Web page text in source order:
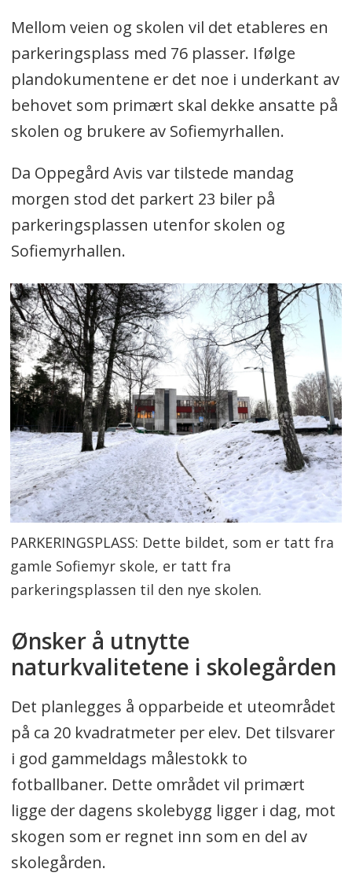
Mellom veien og skolen vil det etableres en
parkeringsplass med 76 plasser. Ifølge
plandokumentene er det noe i underkant av
behovet som primært skal dekke ansatte på
skolen og brukere av Sofiemyrhallen.
Da Oppegård Avis var tilstede mandag
morgen stod det parkert 23 biler på
parkeringsplassen utenfor skolen og
Sofiemyrhallen.
PARKERINGSPLASS: Dette bildet, som er tatt fra
gamle Sofiemyr skole, er tatt fra
parkeringsplassen til den nye skolen.
Ønsker å utnytte
naturkvalitetene i skolegården
Det planlegges å opparbeide et uteområdet
på ca 20 kvadratmeter per elev. Det tilsvarer
i god gammeldags målestokk to
fotballbaner. Dette området vil primært
ligge der dagens skolebygg ligger i dag, mot
skogen som er regnet inn som en del av
skolegården.